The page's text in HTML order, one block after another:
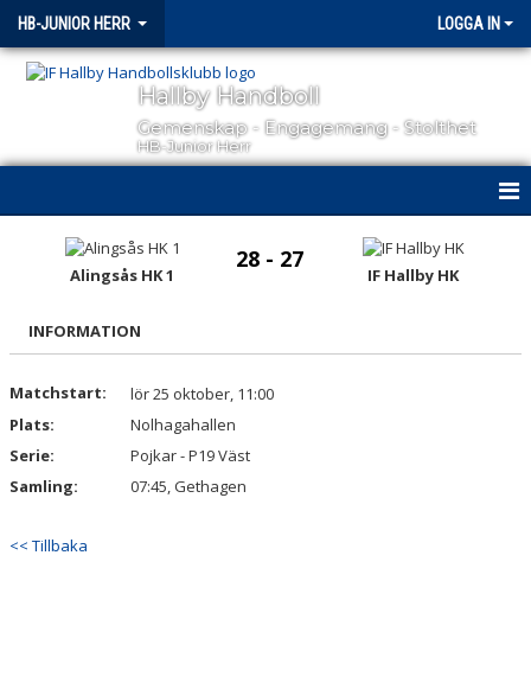
HB-JUNIOR HERR LOGGA IN
Hallby Handboll
Gemenskap - Engagemang - Stolthet
HB-Junior Herr
KALENDER
MATCHER
BILDGALLERI
DOKUMENT
Alingsås HK 1
28 - 27
IF Hallby HK
INFORMATION
Matchstart:
lör 25 oktober, 11:00
Plats:
Nolhagahallen
Serie:
Pojkar - P19 Väst
Samling:
07:45, Gethagen
<< Tillbaka